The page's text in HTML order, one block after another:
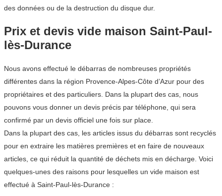
des données ou de la destruction du disque dur.
Prix et devis vide maison Saint-Paul-
lès-Durance
Nous avons effectué le débarras de nombreuses propriétés
différentes dans la région Provence-Alpes-Côte d’Azur pour des
propriétaires et des particuliers. Dans la plupart des cas, nous
pouvons vous donner un devis précis par téléphone, qui sera
confirmé par un devis officiel une fois sur place.
Dans la plupart des cas, les articles issus du débarras sont recyclés
pour en extraire les matières premières et en faire de nouveaux
articles, ce qui réduit la quantité de déchets mis en décharge. Voici
quelques-unes des raisons pour lesquelles un vide maison est
effectué à Saint-Paul-lès-Durance :